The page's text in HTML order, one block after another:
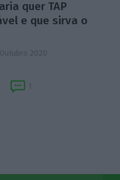
quer TAP
e que sirva o
2020
1